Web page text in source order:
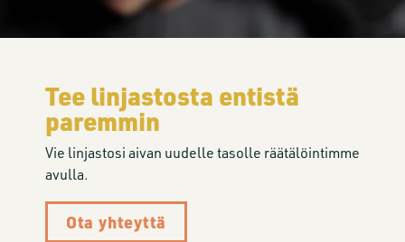
Tee linjastosta entistä
paremmin
Vie linjastosi aivan uudelle tasolle räätälöintimme
avulla.
Ota yhteyttä